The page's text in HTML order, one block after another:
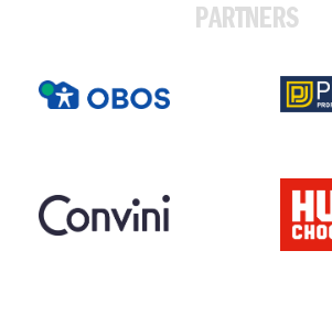
PARTNERS